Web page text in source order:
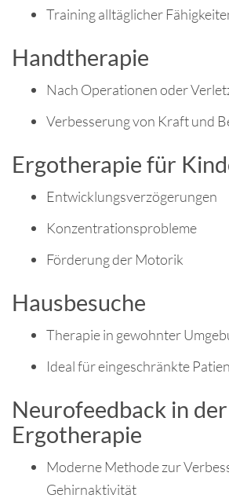
Training alltäglicher
Handtherapie
Nach Operationen oder
Verbesserung von Kraft und
Ergotherapie für
Entwicklungsverzögerungen
Konzentrationsprobleme
Förderung der Motorik
Hausbesuche
Therapie in gewohnter
Ideal für eingeschränkte
Neurofeedback in der
Ergotherapie
Moderne Methode zur
Gehirnaktivität